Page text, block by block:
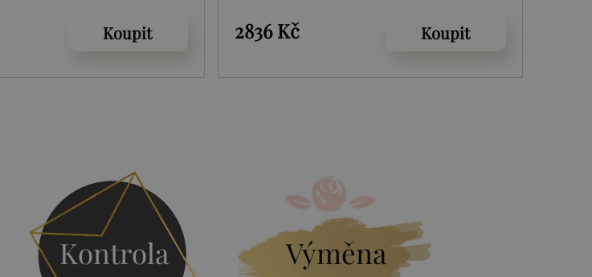
Koupit 2836 Kč Koupit
Kontrola Výměna